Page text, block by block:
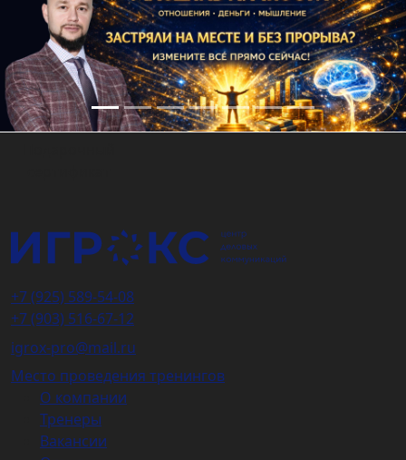
+7 (925) 589-54-08
+7 (903) 516-67-12
igrox-pro@mail.ru
Место проведения тренингов
О компании
Тренеры
Вакансии